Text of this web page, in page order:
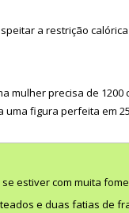
a restrição
mulher precisa de 1200
figura perfeita em
estiver com muita fome
e duas fatias de